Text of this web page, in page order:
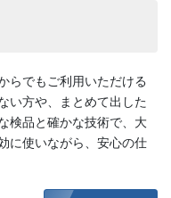
らでもご利用いただける
い方や、まとめて出した
検品と確かな技術で、大
に使いながら、安心の仕